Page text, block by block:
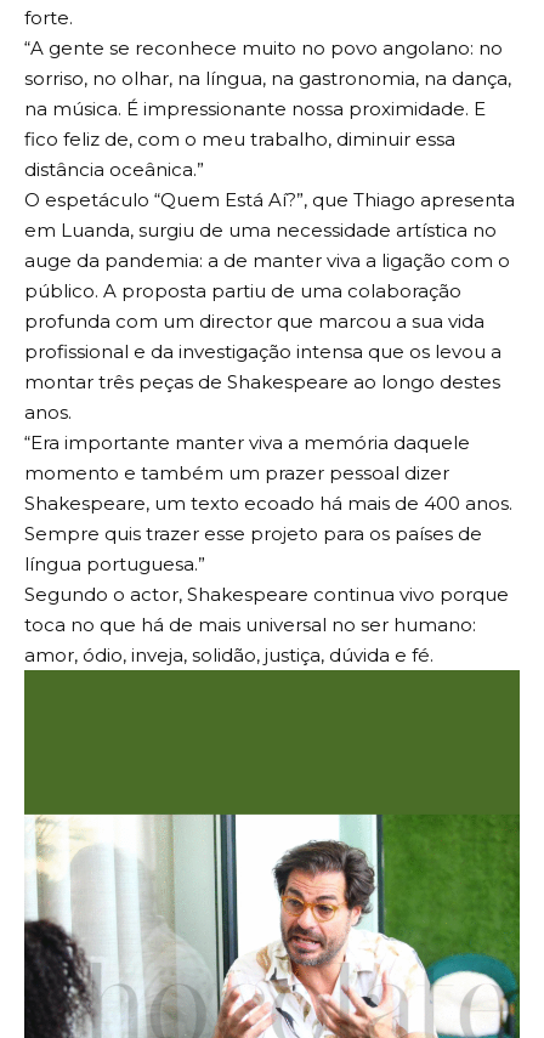
forte.
“A gente se reconhece muito no povo angolano: no
sorriso, no olhar, na língua, na gastronomia, na dança,
na música. É impressionante nossa proximidade. E
fico feliz de, com o meu trabalho, diminuir essa
distância oceânica.”
O espetáculo “Quem Está Aí?”, que Thiago apresenta
em Luanda, surgiu de uma necessidade artística no
auge da pandemia: a de manter viva a ligação com o
público. A proposta partiu de uma colaboração
profunda com um director que marcou a sua vida
profissional e da investigação intensa que os levou a
montar três peças de Shakespeare ao longo destes
anos.
“Era importante manter viva a memória daquele
momento e também um prazer pessoal dizer
Shakespeare, um texto ecoado há mais de 400 anos.
Sempre quis trazer esse projeto para os países de
língua portuguesa.”
Segundo o actor, Shakespeare continua vivo porque
toca no que há de mais universal no ser humano:
amor, ódio, inveja, solidão, justiça, dúvida e fé.